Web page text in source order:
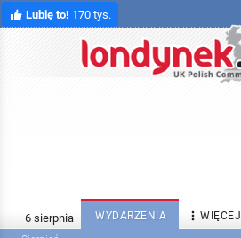
Lubię to! 170 tys.
WYDARZENIA  WIĘCEJ